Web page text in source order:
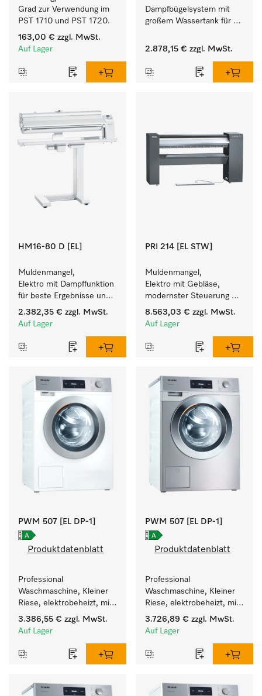
Grad zur Verwendung im
PST 1710 und PST 1720.
163,00 € zzgl. MwSt.
Auf Lager
Dampfbügelsystem mit
großem Wassertank für
perfekte
2.878,15 € zzgl. MwSt.
HM16-80 D [EL]
Muldenmangel,
Elektro mit Dampffunktion
für beste Ergebnisse und
höchsten Komfort.
2.382,35 € zzgl. MwSt.
Auf Lager
PRI 214 [EL STW]
Muldenmangel,
Elektro mit Gebläse,
modernster Steuerung
und flexibler Bedienhöhe.
8.563,03 € zzgl. MwSt.
Auf Lager
PWM 507 [EL DP-1]
Produktdatenblatt
Professional
Waschmaschine, Kleiner
Riese, elektrobeheizt, mit
Ablaufpumpe und
zielgruppenspezifischen
Leistung 7 kg  in 49 min .
3.386,55 € zzgl. MwSt.
Auf Lager
PWM 507 [EL DP-1]
Produktdatenblatt
Professional
Waschmaschine, Kleiner
Riese, elektrobeheizt, mit
Ablaufpumpe und
zielgruppenspezifischen
Leistung 7 kg  in 49 min .
3.726,89 € zzgl. MwSt.
Auf Lager